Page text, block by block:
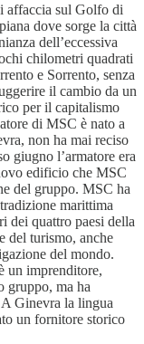
affaccia sul Golfo di
dove sorge la città
dell’eccessiva
chilometri quadrati
e Sorrento, senza
il cambio da un
per il capitalismo
di MSC è nato a
non ha mai reciso
giugno l’armatore era
edificio che MSC
del gruppo. MSC ha
marittima
dei quattro paesi della
del turismo, anche
del mondo.
un imprenditore,
gruppo, ma ha
Ginevra la lingua
un fornitore storico